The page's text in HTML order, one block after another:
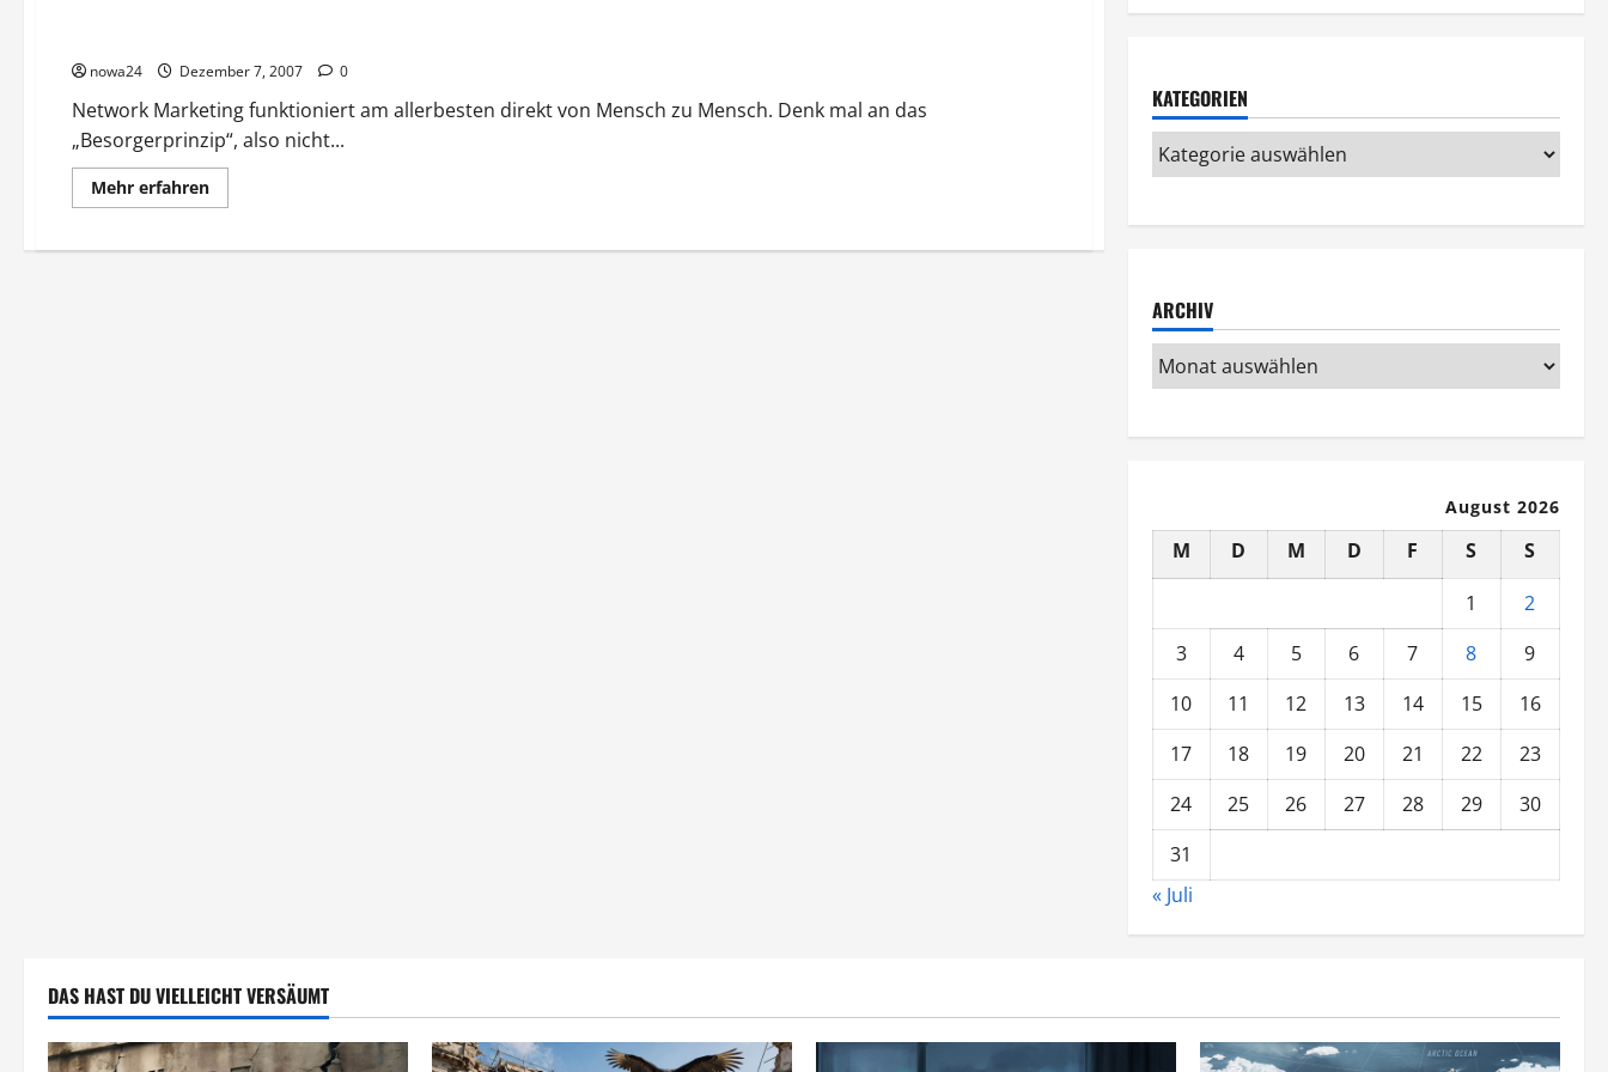
nowa24 Dezember 7, 2007 0
Network Marketing funktioniert am allerbesten direkt von Mensch zu Mensch. Denk mal an das
„Besorgerprinzip“, also nicht...
Mehr erfahrenMehr
Informationen
ersten
KATEGORIEN
ARCHIV
August 2026
M D M D F S
S
1
2
3
4 5 6 7 8
9
10
11 12 13 14 15
16
17
18 19 20 21 22
23
24
25 26 27 28 29
30
31
« Juli
DAS HAST DU VIELLEICHT VERSÄUMT